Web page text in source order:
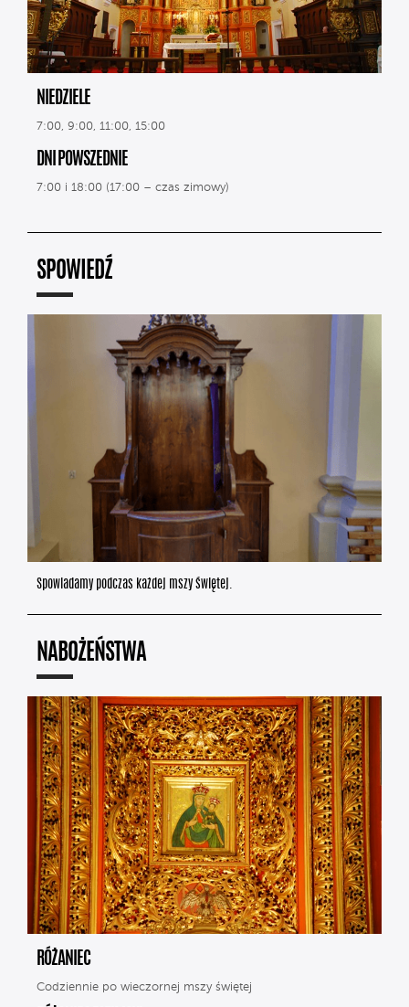
NIEDZIELE
7:00, 9:00, 11:00, 15:00
DNI POWSZEDNIE
7:00 i 18:00 (17:00 – czas zimowy)
SPOWIEDŹ
Spowiadamy podczas każdej mszy świętej.
NABOŻEŃSTWA
RÓŻANIEC
Codziennie po wieczornej mszy świętej